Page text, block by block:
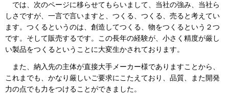
では、次のページに移らせてもらいまして、当社の強み、当社ら
しさですが、一言で言いますと、つくる、つくる、売ると考えてい
ます。つくるというのは、創造してつくる、物をつくるという２つ
です。そして販売するです。この長年の経験が、小さく精度が厳し
い製品をつくるということに大変生かされております。
また、納入先の主体が直接大手メーカー様でありますことから、
これまでも、かなり厳しいご要求にこたえており、品質、また開発
力の点でも力をつけることができました。